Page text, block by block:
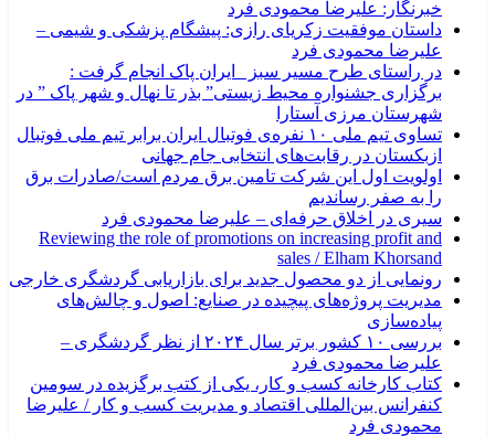
خبرنگار: علیرضا محمودی فرد
داستان موفقیت زکریای رازی: پیشگام پزشکی و شیمی –
علیرضا محمودی فرد
در راستای طرح مسیر سبز _ایران پاک انجام گرفت :
برگزاری جشنواره محیط زیستی” بذر تا نهال و شهر پاک ” در
شهرستان مرزی آستارا
تساوی تیم ملی ۱۰ نفره‌ی فوتبال ایران برابر تیم ملی فوتبال
ازبکستان در رقابت‌های انتخابی جام جهانی
اولویت اول این شرکت تامین برق مردم است/صادرات برق
را به صفر رساندیم
سیری در اخلاق حرفه‌ای – علیرضا محمودی فرد
Reviewing the role of promotions on increasing profit and
sales / Elham Khorsand
رونمایی از دو محصول جدید برای بازاریابی گردشگری خارجی
مدیریت پروژه‌های پیچیده در صنایع: اصول و چالش‌های
پیاده‌سازی
بررسی ۱۰ کشور برتر سال ۲۰۲۴ از نظر گردشگری –
علیرضا محمودی فرد
کتاب کارخانه کسب و کار، یکی از کتب برگزیده در سومین
کنفرانس بین‌المللی اقتصاد و مدیریت کسب و کار / علیرضا
محمودی فرد